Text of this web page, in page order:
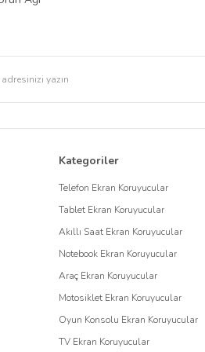
korumaya yardımcı olur. Şeffaf ve mat
deneyimini geliştirerek kreatif
cihazların korunması için ekran
ve kullanıcı odaklı tasarımı ile Engo,
Kategoriler
Telefon Ekran Koruyucular
Tablet Ekran Koruyucular
Akıllı Saat Ekran Koruyucular
Notebook Ekran Koruyucular
Araç Ekran Koruyucular
Motosiklet Ekran Koruyucular
Oyun Konsolu Ekran Koruyucular
TV Ekran Koruyucular